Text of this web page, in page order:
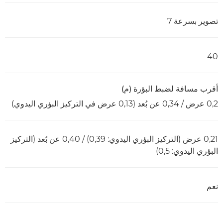
تصوير بسرعة 7
40
أقرب مسافة لضبط البؤرة (م)
0,2 عرض / 0,34 عن بُعد (0,13 عرض في التركيز البؤري اليدوي)
0,21 عرض (التركيز البؤري اليدوي: 0,39) / 0,40 عن بُعد (التركيز
البؤري اليدوي: 0,5)
نعم